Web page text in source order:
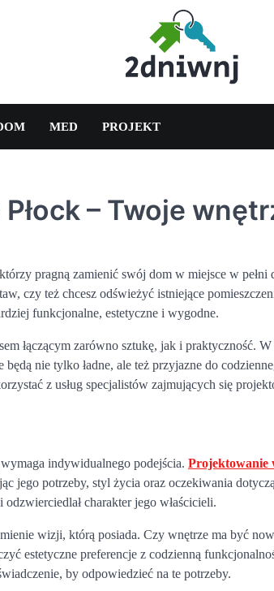
MED PROJEKT
– Twoje
pragną zamienić swój dom w miejsce w pełni
czy też chcesz odświeżyć istniejące
funkcjonalne, estetyczne i wygodne.
łączącym zarówno sztukę, jak i praktyczność. W
nie tylko ładne, ale też przyjazne do
z usług specjalistów zajmujących się
indywidualnego podejścia. Projektowanie
jego potrzeby, styl życia oraz oczekiwania
charakter jego właścicieli.
wizji, którą posiada. Czy wnętrze ma być
estetyczne preferencje z codzienną
by odpowiedzieć na te potrzeby.